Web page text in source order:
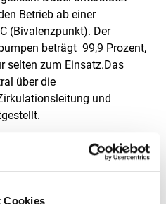
Cookies
Betrieb ab einer
(Bivalenzpunkt). Der
beträgt 99,9 Prozent,
selten zum Einsatz.Das
über die
und
erfolgt über eine
zugeführt.